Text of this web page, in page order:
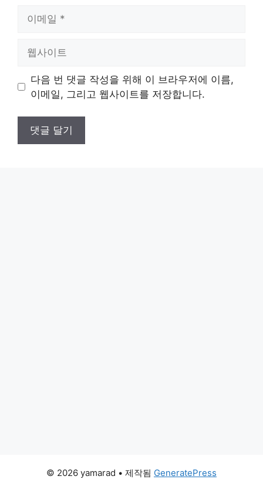
트
다음 번 댓글 작성을 위해 이 브라우저에 이름,
이메일, 그리고 웹사이트를 저장합니다.
© 2026 yamarad • 제작됨 GeneratePress